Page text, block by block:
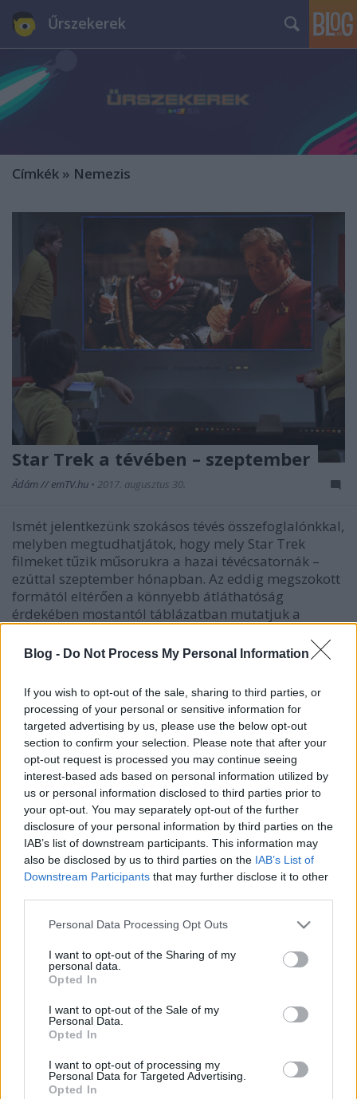
Blog - Do Not Process My Personal Information
If you wish to opt-out of the sale, sharing to third parties, or
processing of your personal or sensitive information for
targeted advertising by us, please use the below opt-out
section to confirm your selection. Please note that after your
opt-out request is processed you may continue seeing
interest-based ads based on personal information utilized by
us or personal information disclosed to third parties prior to
your opt-out. You may separately opt-out of the further
disclosure of your personal information by third parties on the
IAB’s list of downstream participants. This information may
also be disclosed by us to third parties on the IAB’s List of
Downstream Participants that may further disclose it to other
Please note that this website/app uses one or more Google
not limited to your visit or usage behaviour. You may click to
grant or deny consent to Google and its third-party tags to
use your data for below specified purposes in below Google
consent section.
Personal Data Processing Opt Outs
I want to opt-out of the Sharing of my
personal data.
Opted In
I want to opt-out of the Sale of my
Personal Data.
Opted In
I want to opt-out of processing my
Personal Data for Targeted Advertising.
Opted In
Űrszekerek
Címkék » Nemezis
Star Trek a tévében – szeptember
Ádám // emTV.hu • 2017. augusztus 30.
Ismét jelentkezünk szokásos tévés összefoglalónkkal,
melyben megtudhatjátok, hogy mely Star Trek
filmeket tűzik műsorukra a hazai tévécsatornák –
ezúttal szeptember hónapban. Az eddig megszokott
formától eltérően a könnyebb átláthatóság
érdekében mostantól táblázatban mutatjuk a
Star Trek a tévében augusztus végén
Ádám // emTV.hu• 2017. augusztus 25.
A nyári szünet utolsó napjaiban sem maradunk Star
Trek nélkül, ha nincs más lehetőségünk arra, hogy